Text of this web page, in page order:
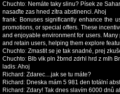
Chuchto: Nemáte taky slinu? Písek ze
nasaďte zas hned zítra abstinenci. Ahoj
frank: Bonuses significantly enhance the
promotions, or special offers. These
and enjoyable environment for users.
and retain users, helping them explore
Chuchto: Zmastit se je tak snadné, prej
Chuchto: Blb vlk pln žbrnd zdrhl hrd z mlh
ladis:Ahoj
Richard : Zdarec....jak se tu máte?
Richard : Dneska mám 5 981 den totální
Richard : Zdary! Tak dnes slavím 6000 dnů